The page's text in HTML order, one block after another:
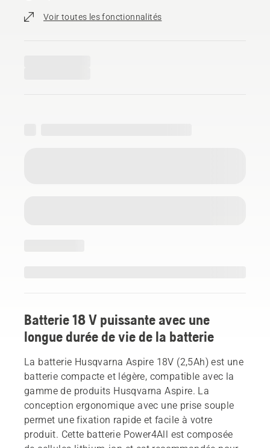
Voir toutes les fonctionnalités
Batterie 18 V puissante avec une
longue durée de vie de la batterie
La batterie Husqvarna Aspire 18V (2,5Ah) est une
batterie compacte et légère, compatible avec la
gamme de produits Husqvarna Aspire. La
conception ergonomique avec une prise souple
permet une fixation rapide et facile à votre
produit. Cette batterie Power4All est composée